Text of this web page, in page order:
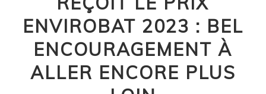
ENVIROBAT 2023 : BEL
ENCOURAGEMENT À
ALLER ENCORE PLUS